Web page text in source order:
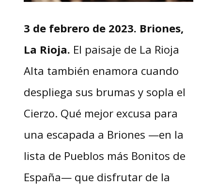
3 de febrero de 2023. Briones,
La Rioja. El paisaje de La Rioja
Alta también enamora cuando
despliega sus brumas y sopla el
Cierzo. Qué mejor excusa para
una escapada a Briones —en la
lista de Pueblos más Bonitos de
España— que disfrutar de la